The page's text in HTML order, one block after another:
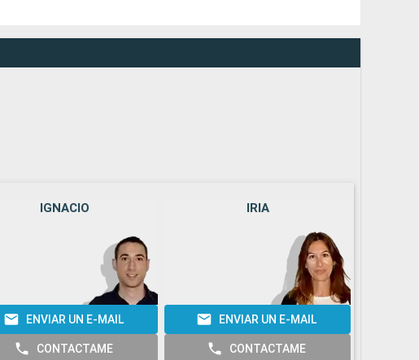
IGNACIO
ENVIAR UN E-MAIL
CONTACTAME
IRIA
ENVIAR UN E-MAIL
CONTACTAME